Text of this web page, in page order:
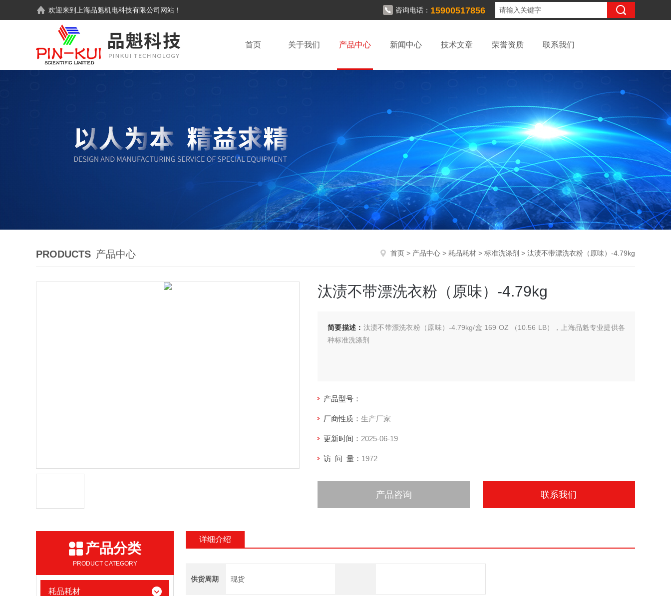
欢迎来到 上海品魁机电科技有限公司 网站！ 咨询电话： 15900517856
首页 关于我们 产品中心 新闻中心 技术文章 荣誉资质 联系我们
PRODUCTS 产品中心 首页 > 产品中心 > 耗品耗材 > 标准洗涤剂 > 汰渍不带漂洗衣粉（原味）-4.79kg
汰渍不带漂洗衣粉（原味）-4.79kg
简要描述： 汰渍不带漂洗衣粉（原味）-4.79kg/盒 169 OZ （10.56 LB），上海品魁专业提供各
种标准洗涤剂
产品型号：
厂商性质： 生产厂家
更新时间： 2025-06-19
访 问 量： 1972
产品咨询 联系我们
产品分类
PRODUCT CATEGORY
耗品耗材
详细介绍
供货周期 现货